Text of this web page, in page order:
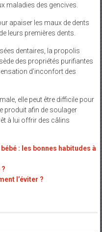
maladies des gencives.
apaiser les maux de dents
leurs premières dents.
dentaires, la propolis
des propriétés purifiantes
d’inconfort des
elle peut être difficile pour
produit afin de soulager
à lui offrir des câlins
: les bonnes habitudes à
l’éviter ?